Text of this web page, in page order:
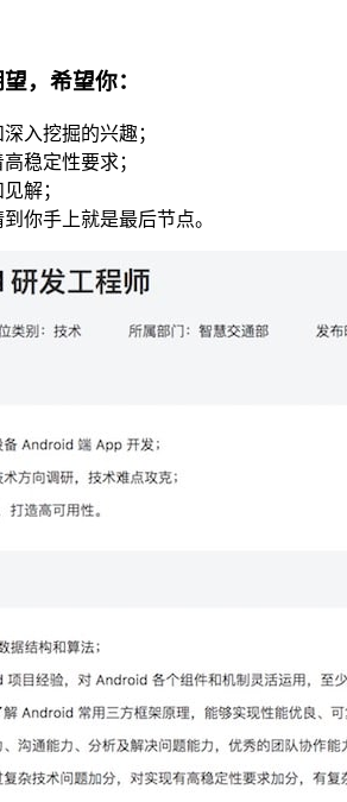
，希望你：
入挖掘的兴趣；
稳定性要求；
解；
你手上就是最后节点。